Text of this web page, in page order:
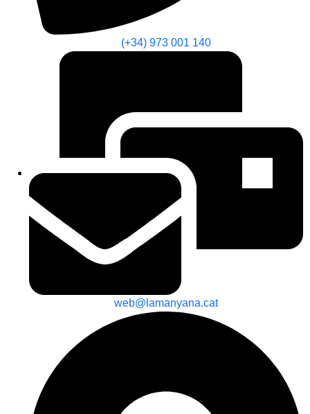
(+34) 973 001 140
web@lamanyana.cat